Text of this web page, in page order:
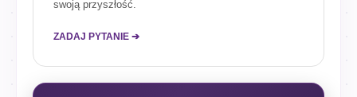
swoją przyszłość.
ZADAJ PYTANIE ➔